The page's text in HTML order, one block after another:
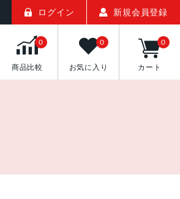
ログイン 新規会員登録
商品比較
0
お気に入り
0
カート
0